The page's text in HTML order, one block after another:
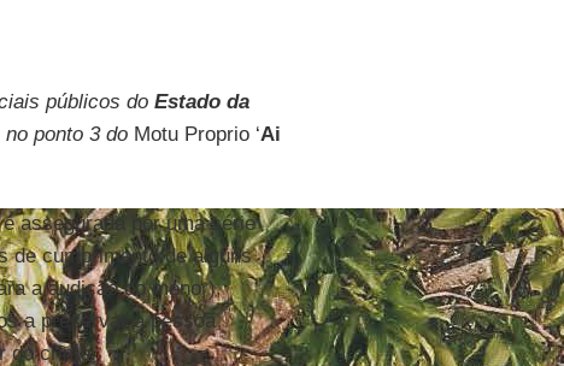
públicos do Estado da
ponto 3 do Motu Proprio ‘Ai
assegurada por uma série
de cumprimento de alguns
a audição do menor),
a preservar a pessoa
do crime.